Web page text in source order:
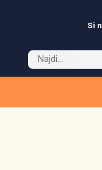
Si